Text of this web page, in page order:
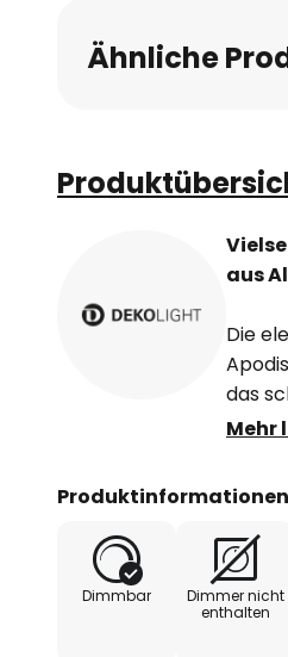
Ähnliche
aus
Die
das
aus
die
Mehr
Produktinformationen
Dimmbar
Dimmer nicht
enthalten